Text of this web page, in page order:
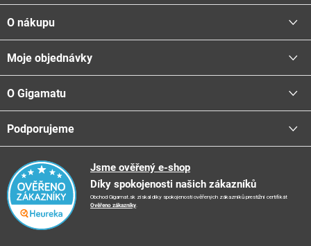
á
p
a
O nákupu
Proč nakupovat u nás
Platba - možnosti
Centrála a odběrná místa
Reklamační řád
Vrácení zboží a reklamace
Doporučení při nákupu
Ochrana osobních údajů
Moje objednávky
Přihlásit
O Gigamatu
📞Kontakty
📺TV reklama
📝Blog
🤝 Partneři
Podporujeme
Podporujeme
🏨FN Bulovka
🏨Nemocnice Homolka
Jsme ověřený e-shop
Díky spokojenosti našich zákazníků
Obchod Gigamat.sk získal díky spokojenosti ověřených zákazníků prestižní certifikát
Ověřeno zákazníky.